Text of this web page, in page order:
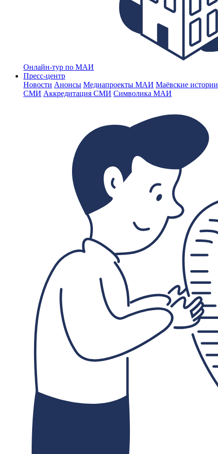
Онлайн-тур по МАИ
Пресс-центр
Новости Анонсы Медиапроекты МАИ Маёвские
СМИ Аккредитация СМИ Символика МАИ